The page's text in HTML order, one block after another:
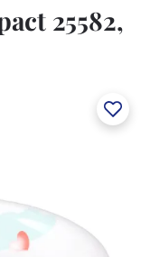
25582,